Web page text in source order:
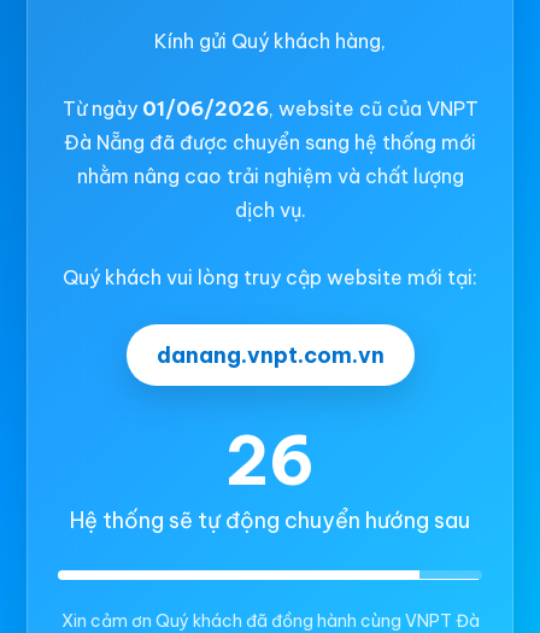
Kính gửi Quý khách hàng,
Từ ngày 01/06/2026, website cũ của VNPT
Đà Nẵng đã được chuyển sang hệ thống mới
nhằm nâng cao trải nghiệm và chất lượng
dịch vụ.
Quý khách vui lòng truy cập website mới tại:
danang.vnpt.com.vn
26
Hệ thống sẽ tự động chuyển hướng sau
Xin cảm ơn Quý khách đã đồng hành cùng VNPT Đà